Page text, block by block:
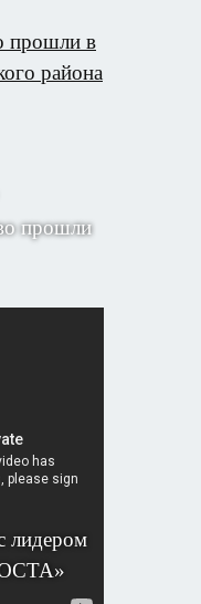
прошли в
района
прошли
лидером